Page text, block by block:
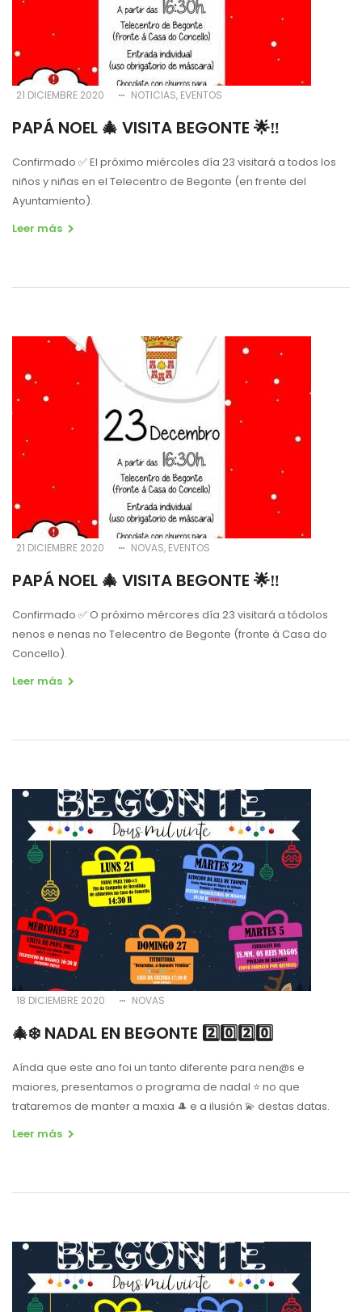
21 DICIEMBRE 2020 NOTICIAS EVENTOS
PAPÁ NOEL 🎄 VISITA BEGONTE 🌟‼️
Confirmado ✅ El próximo miércoles día 23 visitará a todos los
niños y niñas en el Telecentro de Begonte (en frente del
Ayuntamiento).
Leer más
21 DICIEMBRE 2020 NOVAS EVENTOS
PAPÁ NOEL 🎄 VISITA BEGONTE 🌟‼️
Confirmado ✅ O próximo mércores día 23 visitará a tódolos
nenos e nenas no Telecentro de Begonte (fronte á Casa do
Concello).
Leer más
18 DICIEMBRE 2020 NOVAS
🎄❄️ NADAL EN BEGONTE 2️⃣0️⃣2️⃣0️⃣
Aínda que este ano foi un tanto diferente para nen@s e
maiores, presentamos o programa de nadal ⭐️ no que
trataremos de manter a maxia 🎩 e a ilusión 💫 destas datas.
Leer más